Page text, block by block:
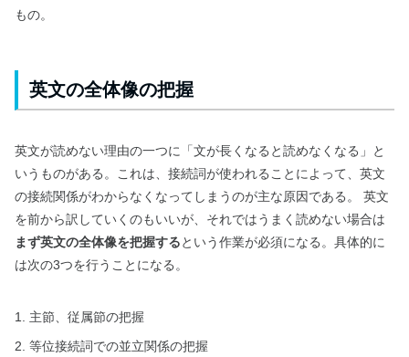
もの。
英文の全体像の把握
英文が読めない理由の一つに「文が長くなると読めなくなる」と
いうものがある。これは、接続詞が使われることによって、英文
の接続関係がわからなくなってしまうのが主な原因である。 英文
を前から訳していくのもいいが、それではうまく読めない場合は
まず英文の全体像を把握するという作業が必須になる。具体的に
は次の3つを行うことになる。
主節、従属節の把握
等位接続詞での並立関係の把握